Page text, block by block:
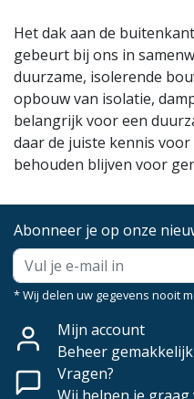
Het dak aan de
gebeurt bij ons in
duurzame, isolerende
opbouw van isolatie,
belangrijk voor een
daar de juiste kennis
behouden blijven voor
Abonneer je op onze
* Wij delen uw gegevens nooit
Mijn account
Beheer
Vragen?